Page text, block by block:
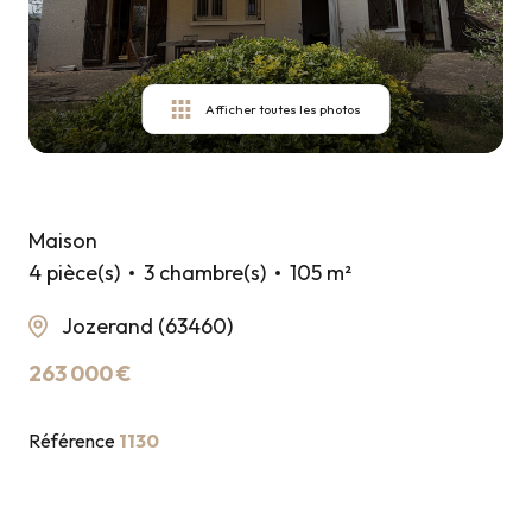
Afficher toutes les photos
Maison
4 pièce(s)
3 chambre(s)
105 m²
Jozerand (63460)
263 000 €
Référence 1130